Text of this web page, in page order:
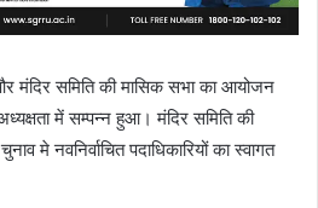
मंदिर समिति की मासिक सभा का आयोजन
में सम्पन्न हुआ। मंदिर समिति की
मे नवनिर्वाचित पदाधिकारियों का स्वागत